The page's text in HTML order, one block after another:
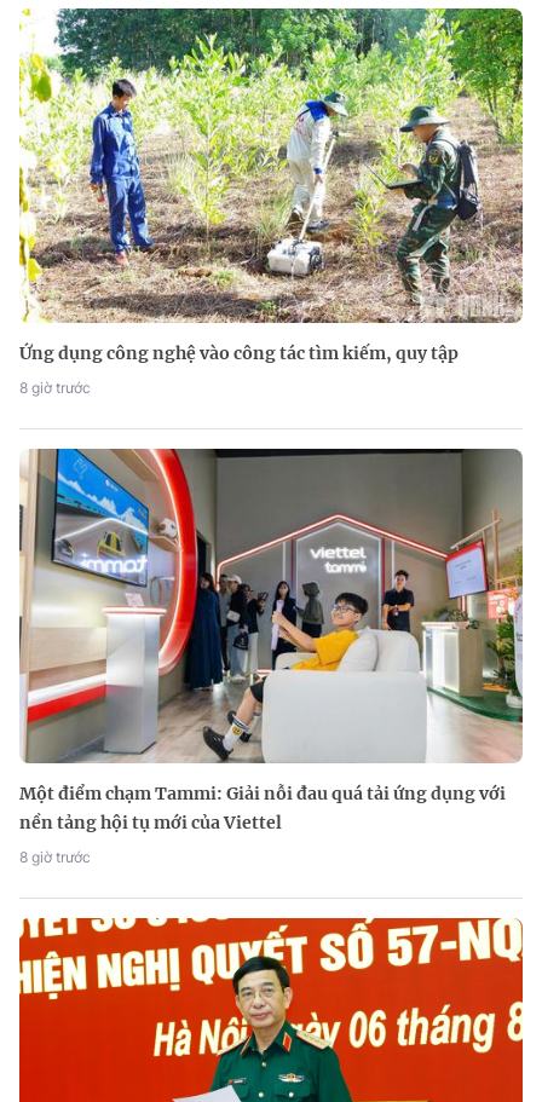
Ứng dụng công nghệ vào công tác tìm kiếm, quy tập
8 giờ trước
Một điểm chạm Tammi: Giải nỗi đau quá tải ứng dụng với
nền tảng hội tụ mới của Viettel
8 giờ trước